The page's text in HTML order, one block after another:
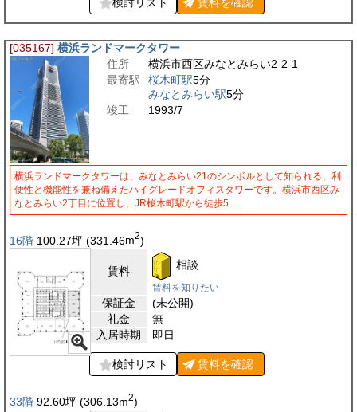
[035167] 横浜ランドマークタワー
住所
横浜市西区みなとみらい2-2-1
最寄駅
桜木町駅5分
みなとみらい駅5分
竣工
1993/7
横浜ランドマークタワーは、みなとみらい21のシンボルとして知られる、利
便性と機能性を兼ね備えたハイグレードオフィスタワーです。横浜市西区み
なとみらい2丁目に位置し、JR桜木町駅から徒歩5…
16階 100.27坪 (331.46m2)
賃料 相談
賃料を知りたい
保証金
(未公開)
礼金
無
入居時期
即日
検討リスト 賃料を確認
33階 92.60坪 (306.13m2)